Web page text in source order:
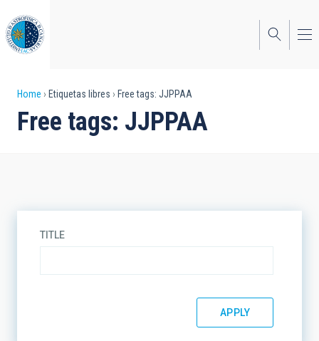
to
main
content
Breadcrumb
Home Etiquetas libres Free tags: JJPPAA
Free tags: JJPPAA
TITLE